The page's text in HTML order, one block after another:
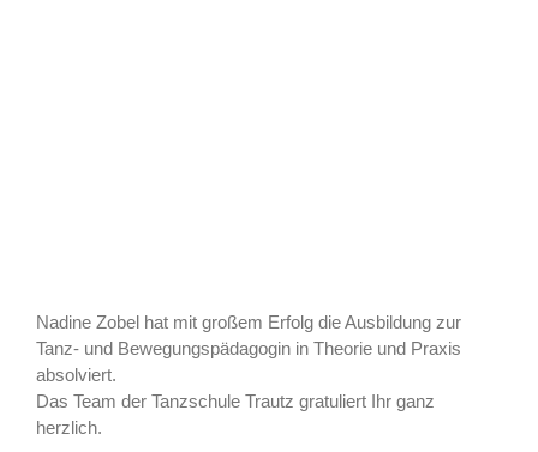
Nadine Zobel hat mit großem Erfolg die Ausbildung zur
Tanz- und Bewegungspädagogin in Theorie und Praxis
absolviert.
Das Team der Tanzschule Trautz gratuliert Ihr ganz
herzlich.